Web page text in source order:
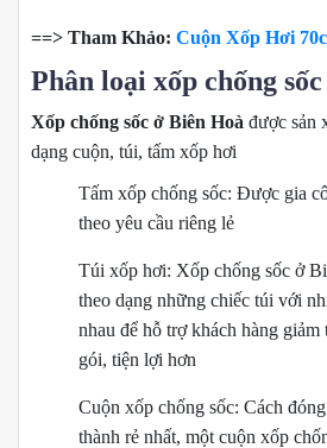
==> Tham Khảo: Cuộn Xốp Hơi
Phân loại xốp chống
Xốp chống sốc ở Biên Hoà được sản
dạng cuộn, túi, tấm xốp hơi
Tấm xốp chống sốc: Được gia
theo yêu cầu riêng lẻ
Túi xốp hơi: Xốp chống sốc ở
theo dạng những chiếc túi với
nhau để hỗ trợ khách hàng
gói, tiện lợi hơn
Cuộn xốp chống sốc: Cách
thành rẻ nhất, một cuộn xốp